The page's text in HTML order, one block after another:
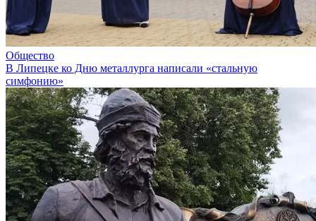
Общество
В Липецке ко Дню металлурга написали «стальную
симфонию»